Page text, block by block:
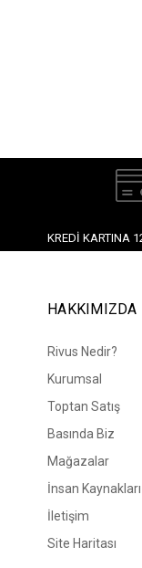
KREDI KARTINA
HAKKIMIZDA
Rivus Nedir?
Kurumsal
Toptan Satış
Basında Biz
Mağazalar
İnsan Kaynakları
İletişim
Site Haritası